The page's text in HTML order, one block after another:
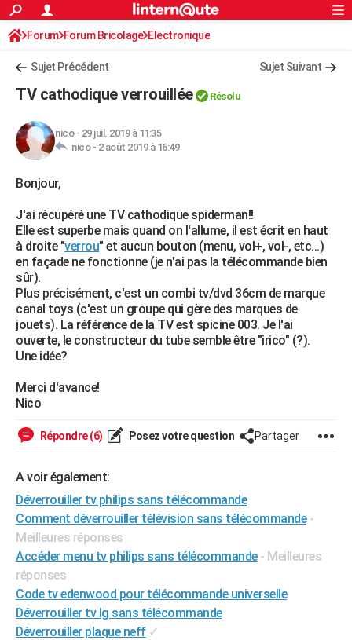
ACTUALITÉS
Politique
Société
Faits Divers
Education
Monde
Villes
+
Retraite
Impôts
Epargne
Immobilier
Risques naturels par ville
Banque
Assurance
Crédit
AUTO
HIGH-TECH
BRICOLAGE
Forum
Aménagement intérieur
Extérieur
Cuisine
Salle de bains
Jardinage
Rangement
WEEK-END
Guides de France
Escapades
Patrimoine
Expositions
Musées
Week-end nature
LIFESTYLE
Art de vivre
Bien-être
Loisirs
Modes de vie
SANTE
Alimentation
Guide de la santé
Maladies
Médicaments
Sommeil
VOYAGE
GUIDES D'ACHAT
BONS PLANS
Carte de Noël
Carte Bonne année
Carte Saint-Valentin
Carte Pâques
Carte d'anniversaire
DICTIONNAIRE
Dictionnaire
Biographies
Citations
Expressions
Proverbes
PROGRAMME TV
COPAINS D'AVANT
S'inscrire
Se connecter
Lycées
Collèges
Primaires
Universités
Entreprises
Service militaire
Avis de recherche
AVIS DE DÉCÈS
FORUM
S'inscrire
Connexion
Forum Forum Bricolage Electronique
Sujet Précédent Sujet Suivant
TV cathodique verrouillée Résolu
nico- 29 juil. 2019 à 11:35
nico - 2 août 2019 à 16:49
Bonjour,
J'ai récupéré une TV cathodique spiderman!!
Elle est superbe mais quand on l'allume, il est écrit en haut
à droite "verrou" et aucun bouton (menu, vol+, vol-, etc...)
en façade ne fonctionne (je n'ai pas la télécommande bien
sûr).
Plus précisément, c'est un combi tv/dvd 36cm de marque
canal toys (c'est un groupe qui gère des marques de
jouets). La référence de la TV est spicine 003. Je l'ai
ouverte, le constructeur du tube semble être "irico" (?).
Une idée?
Merci d'avance!
Nico
Répondre (6) Posez votre question Partager
A voir également:
Déverrouiller tv philips sans télécommande
Comment déverrouiller télévision sans télécommande -
Meilleures réponses
Accéder menu tv philips sans télécommande - Meilleures
réponses
Code tv edenwood pour télécommande universelle
Déverrouiller tv lg sans télécommande
Déverrouiller plaque neff ✓